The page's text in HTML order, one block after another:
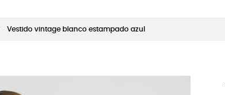
Vestido vintage blanco estampado azul